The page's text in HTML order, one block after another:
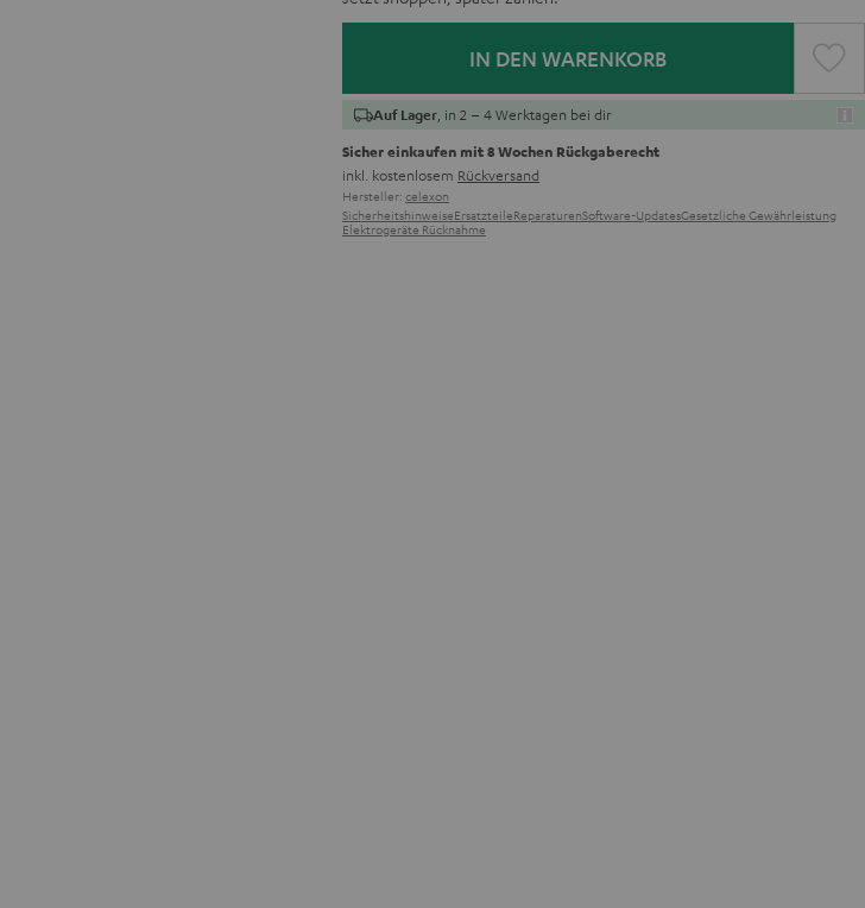
IN DEN WARENKORB
Auf Lager , in 2 – 4 Werktagen bei dir
Sicher einkaufen mit 8 Wochen Rückgaberecht
inkl. kostenlosem Rückversand
Hersteller: celexon
SicherheitshinweiseErsatzteileReparaturenSoftware-UpdatesGesetzliche Gewährleistung
Elektrogeräte Rücknahme